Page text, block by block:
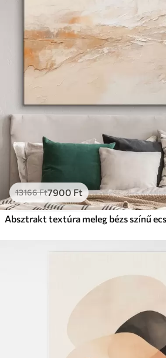
13166Ft7900Ft